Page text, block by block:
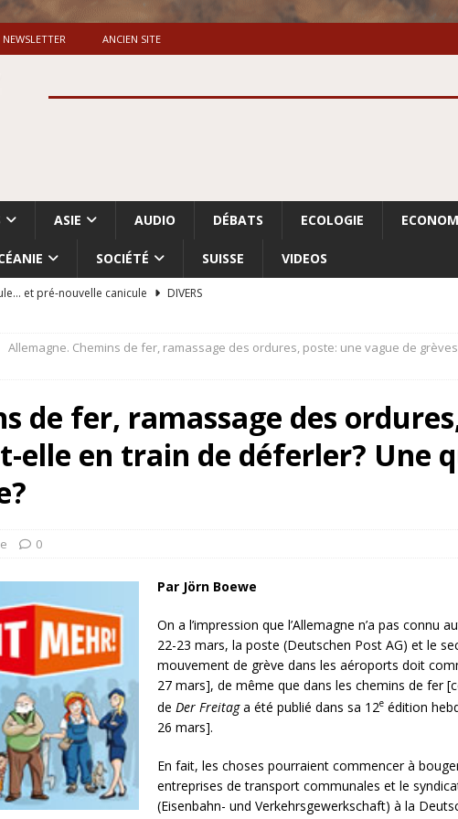
NEWSLETTER ANCIEN SITE
ASIE AUDIO DÉBATS ECOLOGIE
SOCIÉTÉ SUISSE VIDEOS
et pré-nouvelle canicule
DIVERS
du nettoyage ethnique en Cisjordanie et à Gaza
sur la “fraude électorale” était une blague de mauvais
militaire
Allemagne. Chemins de fer, ramassage des ordures, poste: une vague de
de fer, ramassage des
elle en train de déferler? Une
0
Par Jörn Boewe
On a l’impression que l’Allemagne n’a pas connu
22-23 mars, la poste (Deutschen Post AG) et le
mouvement de grève dans les aéroports doit
27 mars], de même que dans les chemins de fer
de Der Freitaga été publié dans sa 12e édition
26 mars].
En fait, les choses pourraient commencer à
entreprises de transport communales et le
(Eisenbahn- und Verkehrsgewerkschaft) à la